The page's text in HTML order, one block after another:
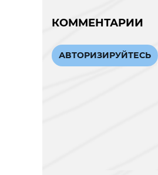
КОММЕНТАРИИ
АВТОРИЗИРУЙТЕСЬ